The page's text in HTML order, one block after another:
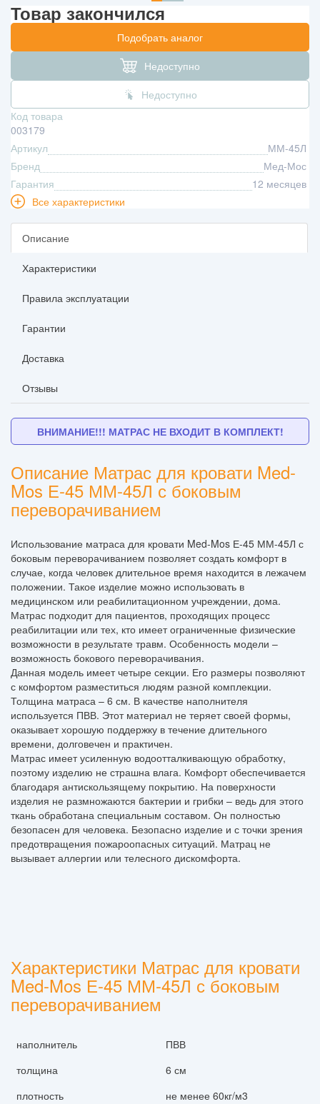
Товар закончился
Подобрать аналог
Недоступно
Недоступно
Код товара
003179
Артикул
ММ-45Л
Бренд
Мед-Мос
Гарантия
12 месяцев
Все характеристики
Описание
Характеристики
Правила эксплуатации
Гарантии
Доставка
Отзывы
ВНИМАНИЕ!!! МАТРАС НЕ ВХОДИТ В КОМПЛЕКТ!
Описание Матрас для кровати Med-
Mos Е-45 ММ-45Л с боковым
переворачиванием
Использование матраса для кровати Med-Mos Е-45 ММ-45Л с
боковым переворачиванием позволяет создать комфорт в
случае, когда человек длительное время находится в лежачем
положении. Такое изделие можно использовать в
медицинском или реабилитационном учреждении, дома.
Матрас подходит для пациентов, проходящих процесс
реабилитации или тех, кто имеет ограниченные физические
возможности в результате травм. Особенность модели –
возможность бокового переворачивания.
Данная модель имеет четыре секции. Его размеры позволяют
с комфортом разместиться людям разной комплекции.
Толщина матраса – 6 см. В качестве наполнителя
используется ПВВ. Этот материал не теряет своей формы,
оказывает хорошую поддержку в течение длительного
времени, долговечен и практичен.
Матрас имеет усиленную водоотталкивающую обработку,
поэтому изделию не страшна влага. Комфорт обеспечивается
благодаря антискользящему покрытию. На поверхности
изделия не размножаются бактерии и грибки – ведь для этого
ткань обработана специальным составом. Он полностью
безопасен для человека. Безопасно изделие и с точки зрения
предотвращения пожароопасных ситуаций. Матрац не
вызывает аллергии или телесного дискомфорта.
Характеристики Матрас для кровати
Med-Mos Е-45 ММ-45Л с боковым
переворачиванием
наполнитель
ПВВ
толщина
6 см
плотность
не менее 60кг/м3